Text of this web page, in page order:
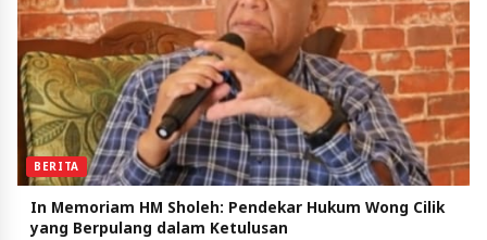
BERITA
In Memoriam HM Sholeh: Pendekar Hukum Wong Cilik
yang Berpulang dalam Ketulusan